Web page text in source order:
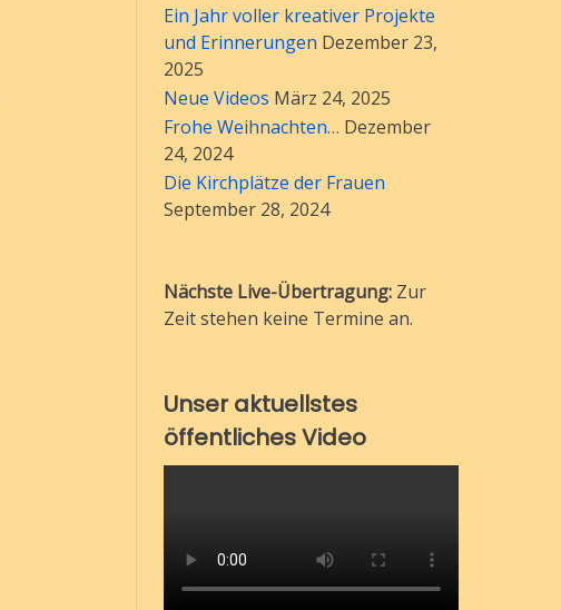
Ein Jahr voller kreativer Projekte
und Erinnerungen Dezember 23,
2025
Neue Videos März 24, 2025
Frohe Weihnachten… Dezember
24, 2024
Die Kirchplätze der Frauen
September 28, 2024
Nächste Live-Übertragung: Zur
Zeit stehen keine Termine an.
Unser aktuellstes
öffentliches Video